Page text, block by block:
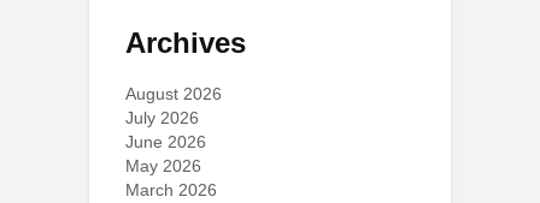
Archives
August 2026
July 2026
June 2026
May 2026
March 2026